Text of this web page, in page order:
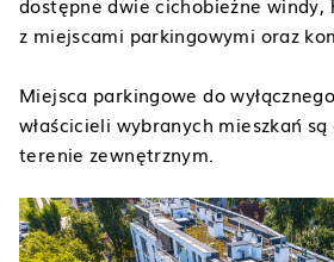
z miejscami parkingowymi oraz
Miejsca parkingowe do
właścicieli wybranych mieszkań
terenie zewnętrznym.